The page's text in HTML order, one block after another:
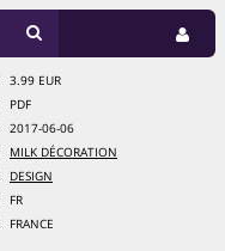
3.99 EUR
PDF
2017-06-06
MILK DÉCORATION
DESIGN
FR
FRANCE